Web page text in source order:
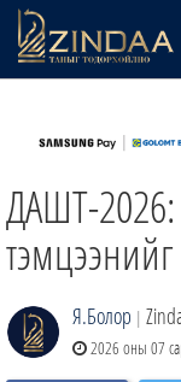
ТВ8
ӨГЛӨӨНИЙ СОНИН
АУДИО ЗОХИОЛ
ЗИНДАА СЭТГҮҮЛ
ДАШТ-2026:
Я.Болор |
2026 оны 07